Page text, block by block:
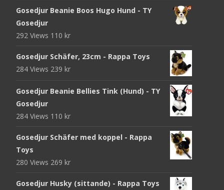
Gosedjur Beanie Boos Hugo Hund - TY
Gosedjur
292 Views 110 kr
Gosedjur Schäfer, 23cm - Rappa Toys
284 Views 239 kr
Gosedjur Beanie Bellies Tink (Hund) - TY
Gosedjur
284 Views 110 kr
Gosedjur Schäfer med koppel - Rappa
Toys
280 Views 269 kr
Gosedjur Husky (sittande) - Rappa Toys